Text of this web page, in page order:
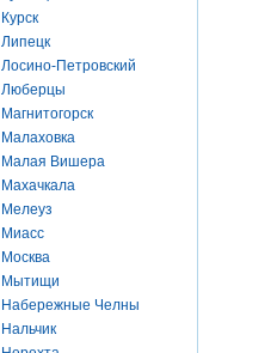
Курск
Липецк
Лосино-Петровский
Люберцы
Магнитогорск
Малаховка
Малая Вишера
Махачкала
Мелеуз
Миасс
Москва
Мытищи
Набережные Челны
Нальчик